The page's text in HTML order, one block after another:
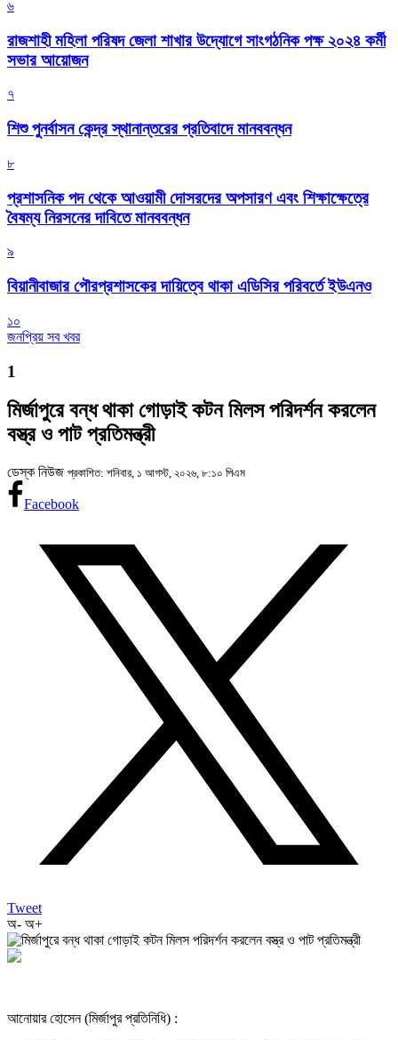
৬
রাজশাহী মহিলা পরিষদ জেলা শাখার উদ্যোগে সাংগঠনিক পক্ষ ২০২৪ কর্মী
সভার আয়োজন
৭
শিশু পুনর্বাসন কেন্দ্র স্থানান্তরের প্রতিবাদে মানববন্ধন
৮
প্রশাসনিক পদ থেকে আওয়ামী দোসরদের অপসারণ এবং শিক্ষাক্ষেত্রে
বৈষম্য নিরসনের দাবিতে মানববন্ধন
৯
বিয়ানীবাজার পৌরপ্রশাসকের দায়িত্বে থাকা এডিসির পরিবর্তে ইউএনও
১০
জনপ্রিয় সব খবর
1
মির্জাপুরে বন্ধ থাকা গোড়াই কটন মিলস পরিদর্শন করলেন
বস্ত্র ও পাট প্রতিমন্ত্রী
ডেস্ক নিউজ প্রকাশিত: শনিবার, ১ আগস্ট, ২০২৬, ৮:১০ পিএম
Facebook
Tweet
অ- অ+
আনোয়ার হোসেন (মির্জাপুর প্রতিনিধি) :